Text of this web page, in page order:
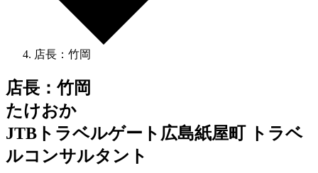
店長：竹岡
店長：竹岡
たけおか
JTBトラベルゲート広島紙屋町 トラベ
ルコンサルタント